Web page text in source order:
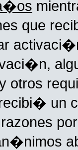
que
otros
un